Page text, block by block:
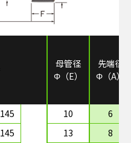
母管径
Φ（E）
先端径
Φ（A）
145 10
6
145 13 8